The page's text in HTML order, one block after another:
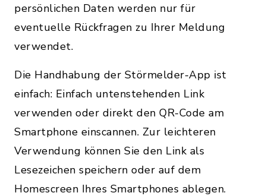
persönlichen Daten werden nur für
eventuelle Rückfragen zu Ihrer Meldung
verwendet.
Die Handhabung der Störmelder-App ist
einfach: Einfach untenstehenden Link
verwenden oder direkt den QR-Code am
Smartphone einscannen. Zur leichteren
Verwendung können Sie den Link als
Lesezeichen speichern oder auf dem
Homescreen Ihres Smartphones ablegen.